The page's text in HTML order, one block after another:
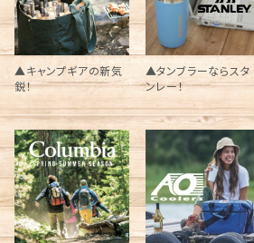
▲キャンプギアの新気
鋭！
▲タンブラーならスタ
ンレー！